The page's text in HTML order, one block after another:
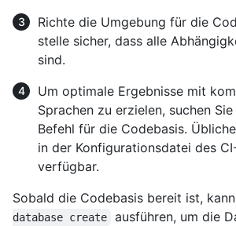
Richte die Umgebung für die
stelle sicher, dass alle
sind.
Um optimale Ergebnisse mit
Sprachen zu erzielen, suchen
Befehl für die Codebasis.
in der Konfigurationsdatei des
verfügbar.
Sobald die Codebasis bereit ist,
database create
ausführen, um die